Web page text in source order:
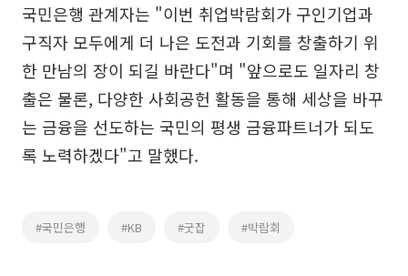
국민은행 관계자는 "이번 취업박람회가 구인기업과
구직자 모두에게 더 나은 도전과 기회를 창출하기 위
한 만남의 장이 되길 바란다"며 "앞으로도 일자리 창
출은 물론, 다양한 사회공헌 활동을 통해 세상을 바꾸
는 금융을 선도하는 국민의 평생 금융파트너가 되도
록 노력하겠다"고 말했다.
#국민은행 #KB #굿잡 #박람회